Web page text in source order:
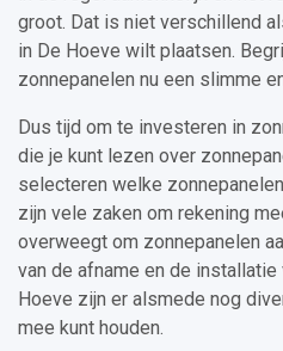
groot. Dat is niet verschillend
in De Hoeve wilt plaatsen.
zonnepanelen nu een slimme
Dus tijd om te investeren in
die je kunt lezen over
selecteren welke
zijn vele zaken om rekening
overweegt om zonnepanelen
van de afname en de installatie
Hoeve zijn er alsmede nog
mee kunt houden.